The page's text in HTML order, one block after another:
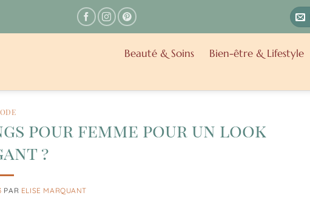
Beauté & Soins Bien-être & Lifestyle
pour femme pour un look
?
PAR ELISE MARQUANT